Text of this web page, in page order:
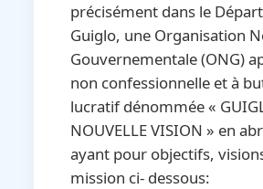
précisément dans le
Guiglo, une Organisation
Gouvernementale (ONG)
non confessionnelle et à
lucratif dénommée «
NOUVELLE VISION » en
ayant pour objectifs,
mission ci- dessous: